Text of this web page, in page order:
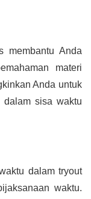
membantu Anda
materi
Anda untuk
sisa waktu
dalam tryout
waktu.